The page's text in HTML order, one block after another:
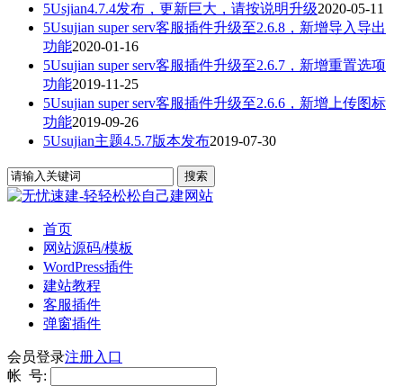
5Usjian4.7.4发布，更新巨大，请按说明升级2020-05-11
5Usujian super serv客服插件升级至2.6.8，新增导入导出
功能2020-01-16
5Usujian super serv客服插件升级至2.6.7，新增重置选项
功能2019-11-25
5Usujian super serv客服插件升级至2.6.6，新增上传图标
功能2019-09-26
5Usujian主题4.5.7版本发布2019-07-30
首页
网站源码/模板
WordPress插件
建站教程
客服插件
弹窗插件
会员登录注册入口
帐 号: